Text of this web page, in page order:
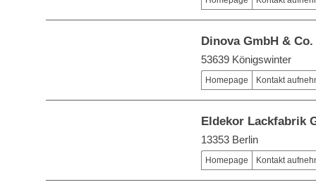
Dinova GmbH & Co.
53639 Königswinter
Homepage Kontakt
Eldekor Lackfabrik
13353 Berlin
Homepage Kontakt